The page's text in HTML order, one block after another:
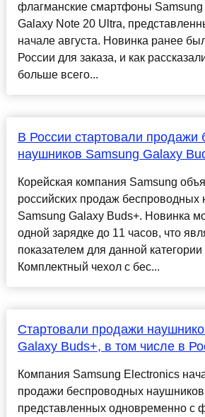
флагманские смартфоны Samsung
Galaxy Note 20 Ultra,
начале августа. Новинка ранее
России для заказа, и как
больше всего...
В России стартовали продажи
наушников Samsung Galaxy
Корейская компания Samsung
российских продаж беспроводных
Samsung Galaxy Buds+. Новинка
одной зарядке до 11 часов, что
показателем для данной категории
Комплектный чехол с бес...
Стартовали продажи
Galaxy Buds+, в том числе в
Компания Samsung Electronics
продажи беспроводных
представленных одновременно с